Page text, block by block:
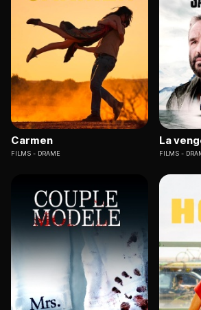
Carmen
FILMS DRAME
La
FILMS